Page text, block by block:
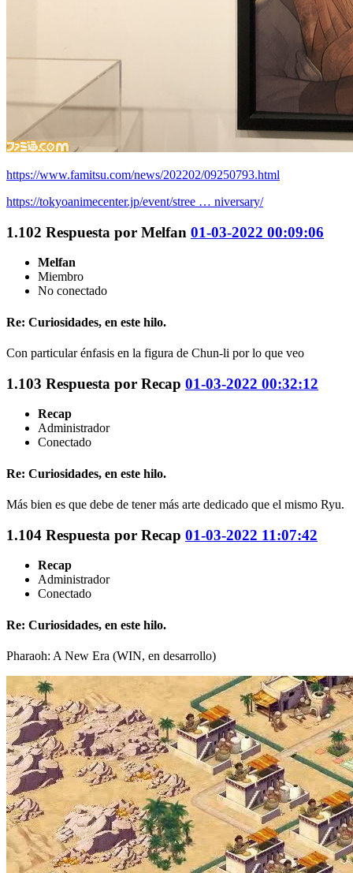
https://www.famitsu.com/news/202202/09250793.html
https://tokyoanimecenter.jp/event/stree … niversary/
1.102 Respuesta por Melfan 01-03-2022 00:09:06
Melfan
Miembro
No conectado
Re: Curiosidades, en este hilo.
Con particular énfasis en la figura de Chun-li por lo que veo
1.103 Respuesta por Recap 01-03-2022 00:32:12
Recap
Administrador
Conectado
Re: Curiosidades, en este hilo.
Más bien es que debe de tener más arte dedicado que el mismo Ryu.
1.104 Respuesta por Recap 01-03-2022 11:07:42
Recap
Administrador
Conectado
Re: Curiosidades, en este hilo.
Pharaoh: A New Era (WIN, en desarrollo)